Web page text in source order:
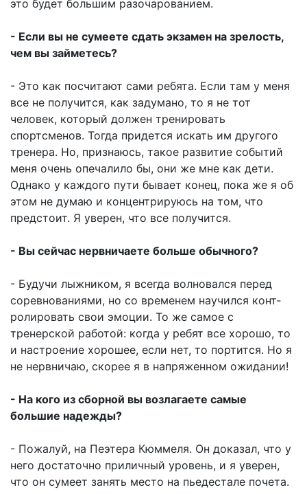
это будет большим разочарованием.
- Если вы не сумеете сдать экзамен на зрелость,
чем вы займетесь?
- Это как посчитают сами ребята. Если там у меня
все не получится, как задумано, то я не тот
человек, который должен тренировать
спортсменов. Тогда придется искать им другого
тренера. Но, признаюсь, такое развитие событий
меня очень опечалило бы, они же мне как дети.
Однако у каждого пути бывает конец, пока же я об
этом не думаю и концентрируюсь на том, что
предстоит. Я уверен, что все получится.
- Вы сейчас нервничаете больше обычного?
- Будучи лыжником, я всегда волновался перед
соревнованиями, но со временем научился конт­
ролировать свои эмоции. То же самое с
тренерской работой: когда у ребят все хорошо, то
и настроение хорошее, если нет, то портится. Но я
не нервничаю, скорее я в напряженном ожидании!
- На кого из сборной вы возлагаете самые
большие надежды?
- Пожалуй, на Пеэтера Кюммеля. Он доказал, что у
него достаточно приличный уровень, и я уверен,
что он сумеет занять место на пьедестале почета.